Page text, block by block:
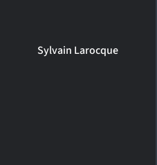
Sylvain Larocque